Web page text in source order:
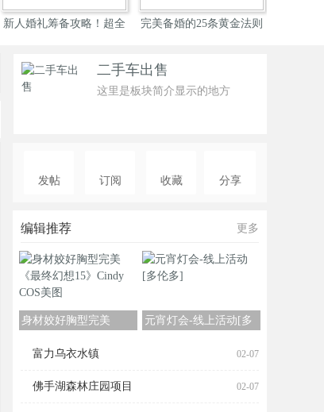
备攻略！超全
完美备婚的25条黄金法则 婚鞋 | 直接购买和
二手车出售
这里是板块简介显示的地方
发帖 订阅 收藏 分享
编辑推荐 更多
身材姣好胸型完美
COS
元宵灯会-线上活动[多
富力乌衣水镇
02-07
佛手湖森林庄园项目 02-07